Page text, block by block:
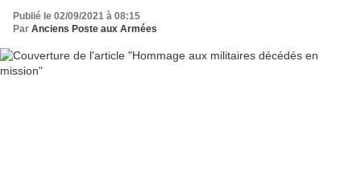
Publié le 02/09/2021 à 08:15
Par Anciens Poste aux Armées